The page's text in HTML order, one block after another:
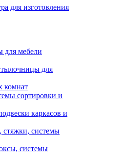
для изготовления
для мебели
для
комнат
сортировки и
каркасов и
стяжки, системы
системы